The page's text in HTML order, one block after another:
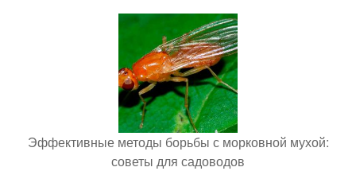
Эффективные методы борьбы с морковной мухой:
советы для садоводов